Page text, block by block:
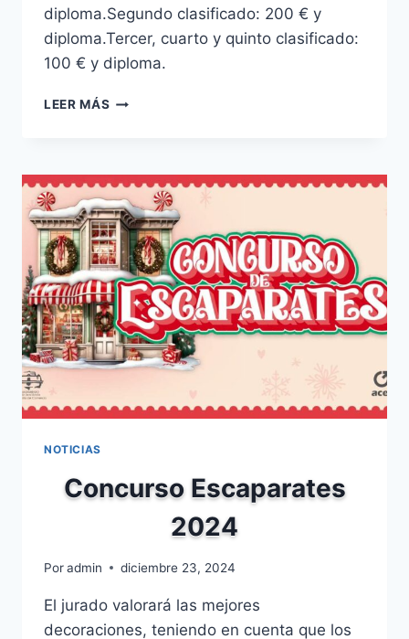
diploma.Segundo clasificado: 200 € y
diploma.Tercer, cuarto y quinto clasificado:
100 € y diploma.
LEER MÁS CONCURSO
NOTICIAS
Concurso Escaparates
2024
Poradmin diciembre 23, 2024
El jurado valorará las mejores
decoraciones, teniendo en cuenta que los